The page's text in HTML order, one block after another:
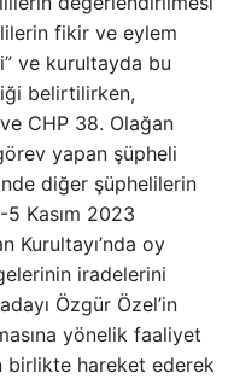
fikir ve eylem
ve kurultayda bu
belirtilirken,
CHP 38. Olağan
yapan şüpheli
diğer şüphelilerin
Kasım 2023
Kurultayı’nda oy
iradelerini
Özgür Özel’in
yönelik faaliyet
birlikte hareket ederek